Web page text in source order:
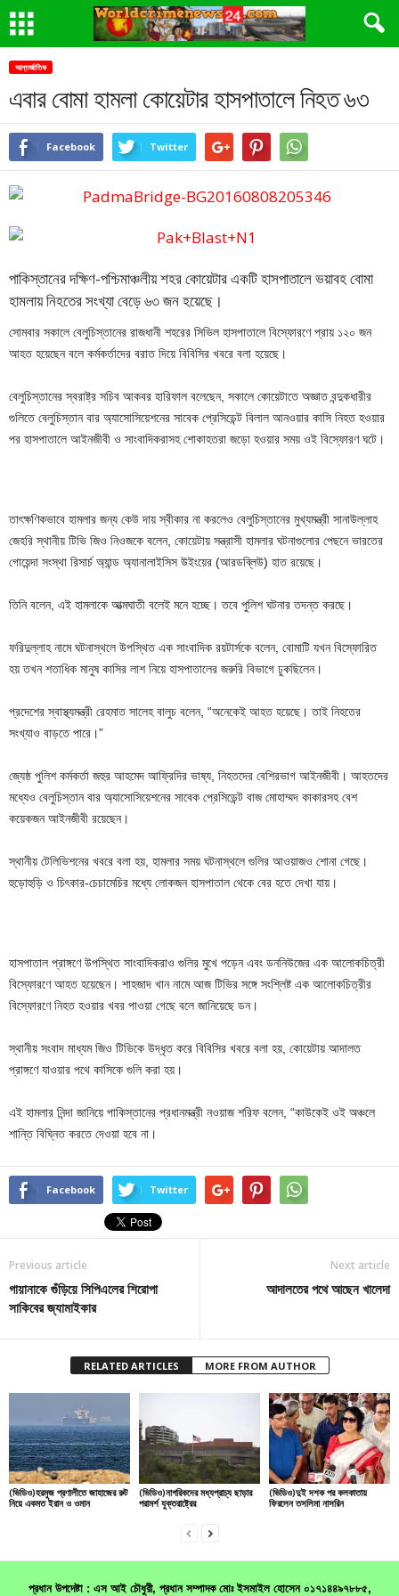
আন্তর্জাতিক
এবার বোমা হামলা কোয়েটার হাসপাতালে নিহত ৬৩
Facebook Twitter
পাকিস্তানের দক্ষিণ-পশ্চিমাঞ্চলীয় শহর কোয়েটার একটি হাসপাতালে ভয়াবহ বোমা
হামলায় নিহতের সংখ্যা বেড়ে ৬৩ জন হয়েছে।
সোমবার সকালে বেলুচিস্তানের রাজধানী শহরের সিভিল হাসপাতালে বিস্ফোরণে প্রায় ১২০ জন
আহত হয়েছেন বলে কর্মকর্তাদের বরাত দিয়ে বিবিসির খবরে বলা হয়েছে।
বেলুচিস্তানের স্বরাষ্ট্র সচিব আকবর হারিফাল বলেছেন, সকালে কোয়েটাতে অজ্ঞাত বন্দুকধারীর
গুলিতে বেলুচিস্তান বার অ্যাসোসিয়েশনের সাবেক প্রেসিডেন্ট বিলাল আনওয়ার কাসি নিহত হওয়ার
পর হাসপাতালে আইনজীবী ও সাংবাদিকরাসহ শোকাহতরা জড়ো হওয়ার সময় ওই বিস্ফোরণ ঘটে।
তাৎক্ষণিকভাবে হামলার জন্য কেউ দায় স্বীকার না করলেও বেলুচিস্তানের মুখ্যমন্ত্রী সানাউল্লাহ
জেহরি স্থানীয় টিভি জিও নিওজকে বলেন, কোয়েটায় সন্ত্রাসী হামলার ঘটনাগুলোর পেছনে ভারতের
গোয়েন্দা সংস্থা রিসার্চ অ্যান্ড অ্যানালাইসিস উইংয়ের (আরডব্লিউ) হাত রয়েছে।
তিনি বলেন, এই হামলাকে আত্মঘাতী বলেই মনে হচ্ছে। তবে পুলিশ ঘটনার তদন্ত করছে।
ফরিদুল্লাহ নামে ঘটনাস্থলে উপস্থিত এক সাংবাদিক রয়টার্সকে বলেন, বোমাটি যখন বিস্ফোরিত
হয় তখন শতাধিক মানুষ কাসির লাশ নিয়ে হাসপাতালের জরুরি বিভাগে ঢুকছিলেন।
প্রদেশের স্বাস্থ্যমন্ত্রী রেহমাত সালেহ বালুচ বলেন, “অনেকেই আহত হয়েছে। তাই নিহতের
সংখ্যাও বাড়তে পারে।”
জ্যেষ্ঠ পুলিশ কর্মকর্তা জহুর আহমেদ আফ্রিদির ভাষ্য, নিহতদের বেশিরভাগ আইনজীবী। আহতদের
মধ্যেও বেলুচিস্তান বার অ্যাসোসিয়েশনের সাবেক প্রেসিডেন্ট বাজ মোহাম্মদ কাকারসহ বেশ
কয়েকজন আইনজীবী রয়েছেন।
স্থানীয় টেলিভিশনের খবরে বলা হয়, হামলার সময় ঘটনাস্থলে গুলির আওয়াজও শোনা গেছে।
হুড়োহুড়ি ও চিৎকার-চেচামেচির মধ্যে লোকজন হাসপাতাল থেকে বের হতে দেখা যায়।
হাসপাতাল প্রাঙ্গণে উপস্থিত সাংবাদিকরাও গুলির মুখে পড়েন এবং ডননিউজের এক আলোকচিত্রী
বিস্ফোরণে আহত হয়েছেন। শাহজাদ খান নামে আজ টিভির সঙ্গে সংশ্লিষ্ট এক আলোকচিত্রীর
বিস্ফোরণে নিহত হওয়ার খবর পাওয়া গেছে বলে জানিয়েছে ডন।
স্থানীয় সংবাদ মাধ্যম জিও টিভিকে উদ্ধৃত করে বিবিসির খবরে বলা হয়, কোয়েটায় আদালত
প্রাঙ্গণে যাওয়ার পথে কাসিকে গুলি করা হয়।
এই হামলার নিন্দা জানিয়ে পাকিস্তানের প্রধানমন্ত্রী নওয়াজ শরিফ বলেন, “কাউকেই ওই অঞ্চলে
শান্তি বিঘ্নিত করতে দেওয়া হবে না।
Facebook Twitter
Previous article
গায়ানাকে গুঁড়িয়ে সিপিএলের শিরোপা
সাকিবের জ্যামাইকার
Next article
আদালতের পথে আছেন খালেদা
RELATED ARTICLES MORE FROM AUTHOR
(ভিডিও)হরমুজ প্রণালীতে জাহাজের রুট
নিয়ে একমত ইরান ও ওমান
(ভিডিও)নাগরিকদের মধ্যপ্রাচ্য ছাড়ার
পরামর্শ যুক্তরাষ্ট্রের
(ভিডিও)দুই দশক পর কলকাতায়
ফিরলেন তসলিমা নাসরিন
প্রধান উপদেষ্টা : এস আই চৌধুরী, প্রধান সম্পাদক মোঃ ইসমাইল হোসেন ০১৭১৪৪৯৭৮৮৫,